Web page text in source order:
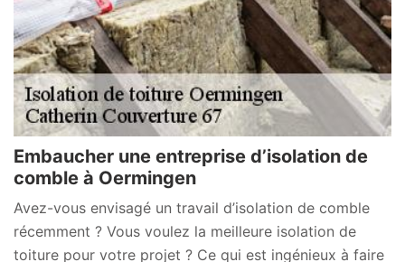
Embaucher une entreprise d’isolation de
comble à Oermingen
Avez-vous envisagé un travail d’isolation de comble
récemment ? Vous voulez la meilleure isolation de
toiture pour votre projet ? Ce qui est ingénieux à faire